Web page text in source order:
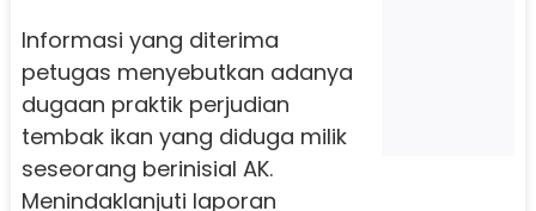
Informasi yang diterima
petugas menyebutkan adanya
dugaan praktik perjudian
tembak ikan yang diduga milik
seseorang berinisial AK.
Menindaklanjuti laporan